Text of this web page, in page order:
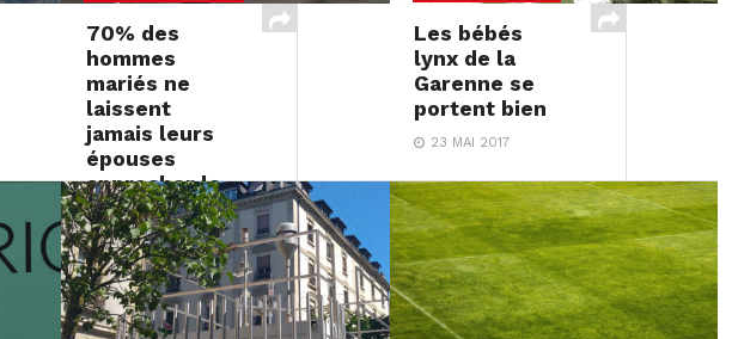
70% des
hommes
mariés ne
laissent
jamais leurs
épouses
approcher le
BBQ
23 MAI 2017
Les bébés
lynx de la
Garenne se
portent bien
23 MAI 2017